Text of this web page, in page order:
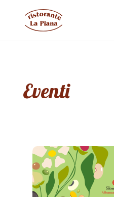
Eventi